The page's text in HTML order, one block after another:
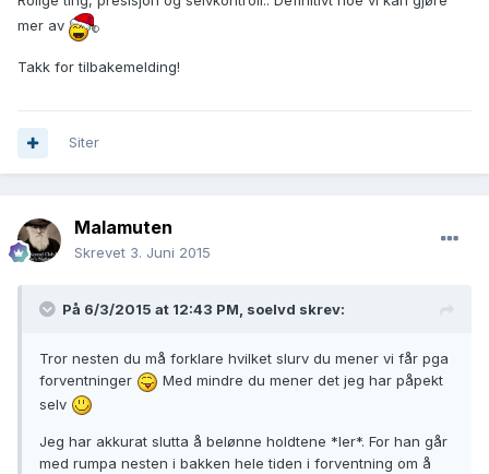
mer av
Takk for tilbakemelding!
Siter
Malamuten
Skrevet 3. Juni 2015
På 6/3/2015 at 12:43 PM, soelvd skrev:
Tror nesten du må forklare hvilket slurv du mener vi får pga
forventninger
Med mindre du mener det jeg har påpekt
selv
Jeg har akkurat slutta å belønne holdtene *ler*. For han går
med rumpa nesten i bakken hele tiden i forventning om å